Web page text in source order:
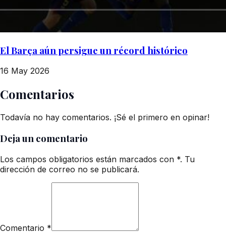
El Barça aún persigue un récord histórico
16 May 2026
Comentarios
Todavía no hay comentarios. ¡Sé el primero en opinar!
Deja un comentario
Los campos obligatorios están marcados con *. Tu
dirección de correo no se publicará.
Comentario *